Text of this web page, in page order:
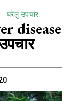
घरेलु उपचार
disease